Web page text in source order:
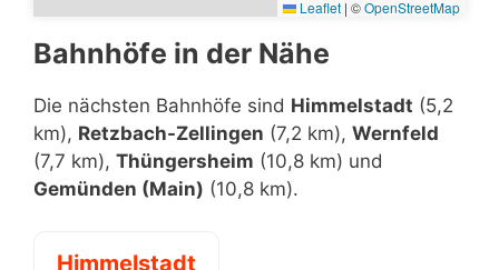
Leaflet | ©OpenStreetMap
Bahnhöfe in der Nähe
Die nächsten Bahnhöfe sind Himmelstadt (5,2
km), Retzbach-Zellingen (7,2 km), Wernfeld
(7,7 km), Thüngersheim (10,8 km) und
Gemünden (Main) (10,8 km).
Himmelstadt